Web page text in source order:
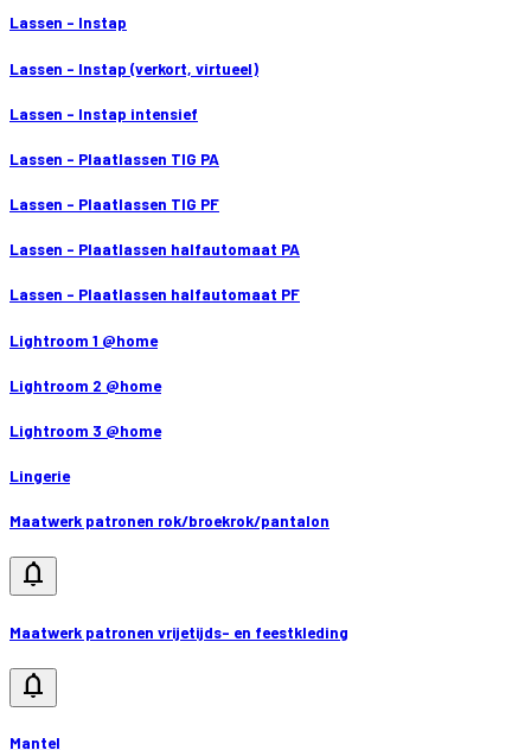
Lassen - Instap
Lassen - Instap (verkort, virtueel)
Lassen - Instap intensief
Lassen - Plaatlassen TIG PA
Lassen - Plaatlassen TIG PF
Lassen - Plaatlassen halfautomaat PA
Lassen - Plaatlassen halfautomaat PF
Lightroom 1 @home
Lightroom 2 @home
Lightroom 3 @home
Lingerie
Maatwerk patronen rok/broekrok/pantalon
notifications
Maatwerk patronen vrijetijds- en feestkleding
notifications
Mantel